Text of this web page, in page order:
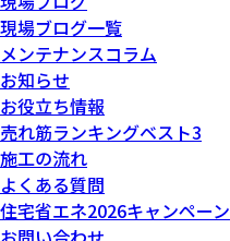
現場ブログ一覧
メンテナンスコラム
お知らせ
お役立ち情報
売れ筋ランキングベスト3
施工の流れ
よくある質問
住宅省エネ2026キャンペーン